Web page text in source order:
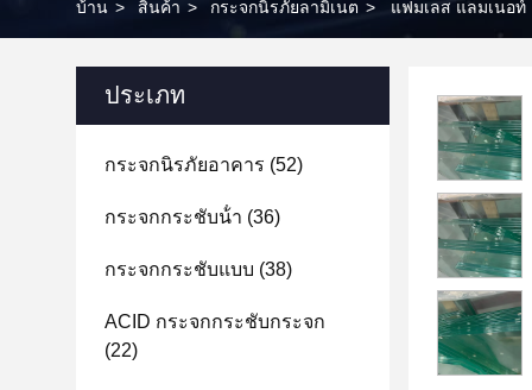
บ้าน > สินค้า > กระจกนิรภัยลามิเนต > แฟมเลส แลมเนอท์
ประเภท
กระจกนิรภัยอาคาร (52)
กระจกกระชับน้ํา (36)
กระจกกระชับแบบ (38)
ACID กระจกกระชับกระจก
(22)